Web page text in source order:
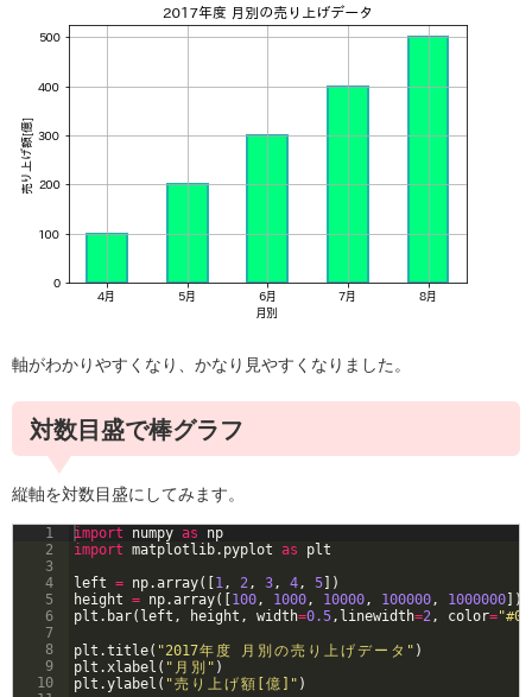
軸がわかりやすくなり、かなり見やすくなりました。
対数目盛で棒グラフ
縦軸を対数目盛にしてみます。
1
2
3
4
5
6
7
8
9
10
import numpy as
np
import matplotlib. pyplot as
plt
left = np.array([ 1, 2, 3, 4, 5 ])
height = np.array([ 100, 1000, 10000, 100000, 1000000 ])
plt . bar( left , height , width=0.5, linewidth=2, color=
plt .title( "2017年 度 月 別 の売 り 上 げデ ー タ " )
plt .xlabel ( " 月 別 " )
plt .ylabel ( "売 り 上 げ額 億 ]" )